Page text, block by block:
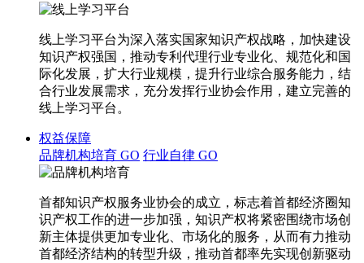
线上学习平台为深入落实国家知识产权战略，加快建设
知识产权强国，推动专利代理行业专业化、规范化和国
际化发展，扩大行业规模，提升行业综合服务能力，结
合行业发展需求，充分发挥行业协会作用，建立完善的
线上学习平台。
权益保障
品牌机构培育 GO 行业自律 GO
首都知识产权服务业协会的成立，标志着首都经济圈知
识产权工作的进一步加强，知识产权将紧密围绕市场创
新主体提供更加专业化、市场化的服务，从而有力推动
首都经济结构的转型升级，推动首都率先实现创新驱动